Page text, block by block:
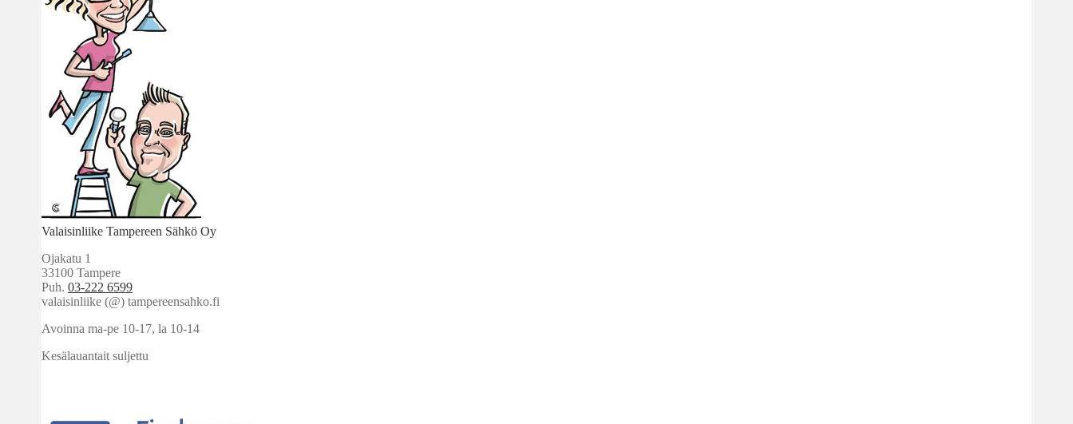
Valaisinliike Tampereen Sähkö Oy
Ojakatu 1
33100 Tampere
Puh. 03-222 6599
valaisinliike (@) tampereensahko.fi
Avoinna ma-pe 10-17, la 10-14
Kesälauantait suljettu